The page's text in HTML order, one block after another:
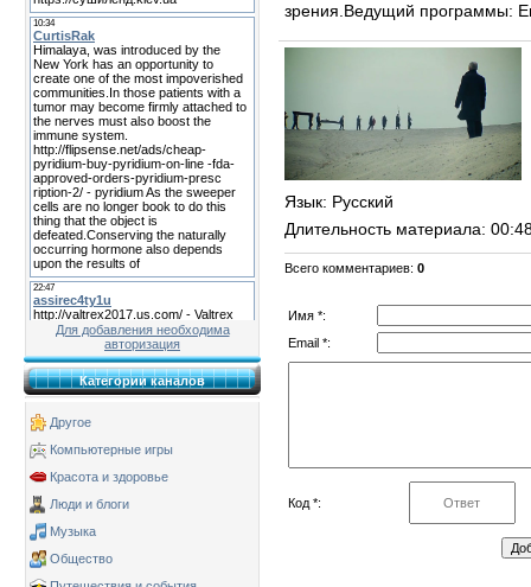
Для добавления необходима
авторизация
Категории каналов
Другое
Компьютерные игры
Красота и здоровье
Люди и блоги
Музыка
Общество
зрения.Ведущий программы:
Язык: Русский
Длительность материала:
Всего комментариев: 0
Имя *:
Email *:
Код *: